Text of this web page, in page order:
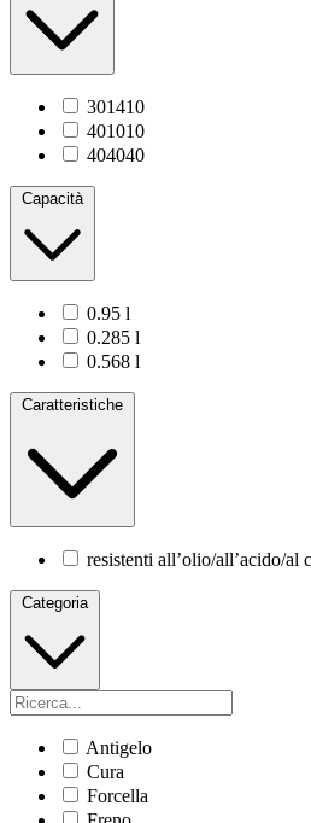
301410
401010
404040
Capacità
0.95 l
0.285 l
0.568 l
Caratteristiche
resistenti all’olio/all’acido/al
Categoria
Antigelo
Cura
Forcella